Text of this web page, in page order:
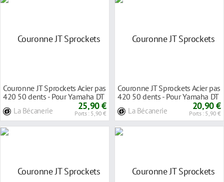
Couronne JT Sprockets Acier pas
420 50 dents - Pour Yamaha DT
La Bécanerie 25,90 €
Ports : 5,90 €
Couronne JT Sprockets Acier pas
420 50 dents - Pour Yamaha DT
La Bécanerie 20,90 €
Ports : 5,90 €